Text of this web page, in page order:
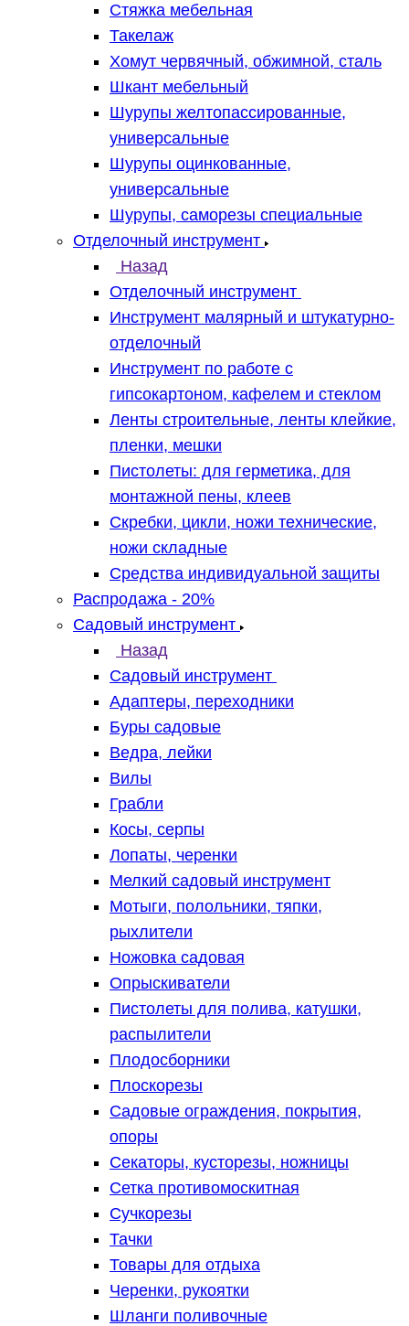
Стяжка мебельная
Такелаж
Хомут червячный, обжимной, сталь
Шкант мебельный
Шурупы желтопассированные,
универсальные
Шурупы оцинкованные,
универсальные
Шурупы, саморезы специальные
Отделочный инструмент
Назад
Отделочный инструмент
Инструмент малярный и штукатурно-
отделочный
Инструмент по работе с
гипсокартоном, кафелем и стеклом
Ленты строительные, ленты клейкие,
пленки, мешки
Пистолеты: для герметика, для
монтажной пены, клеев
Скребки, цикли, ножи технические,
ножи складные
Средства индивидуальной защиты
Распродажа - 20%
Садовый инструмент
Назад
Садовый инструмент
Адаптеры, переходники
Буры садовые
Ведра, лейки
Вилы
Грабли
Косы, серпы
Лопаты, черенки
Мелкий садовый инструмент
Мотыги, полольники, тяпки,
рыхлители
Ножовка садовая
Опрыскиватели
Пистолеты для полива, катушки,
распылители
Плодосборники
Плоскорезы
Садовые ограждения, покрытия,
опоры
Секаторы, кусторезы, ножницы
Сетка противомоскитная
Сучкорезы
Тачки
Товары для отдыха
Черенки, рукоятки
Шланги поливочные